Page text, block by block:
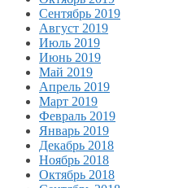
Сентябрь 2019
Август 2019
Июль 2019
Июнь 2019
Май 2019
Апрель 2019
Март 2019
Февраль 2019
Январь 2019
Декабрь 2018
Ноябрь 2018
Октябрь 2018